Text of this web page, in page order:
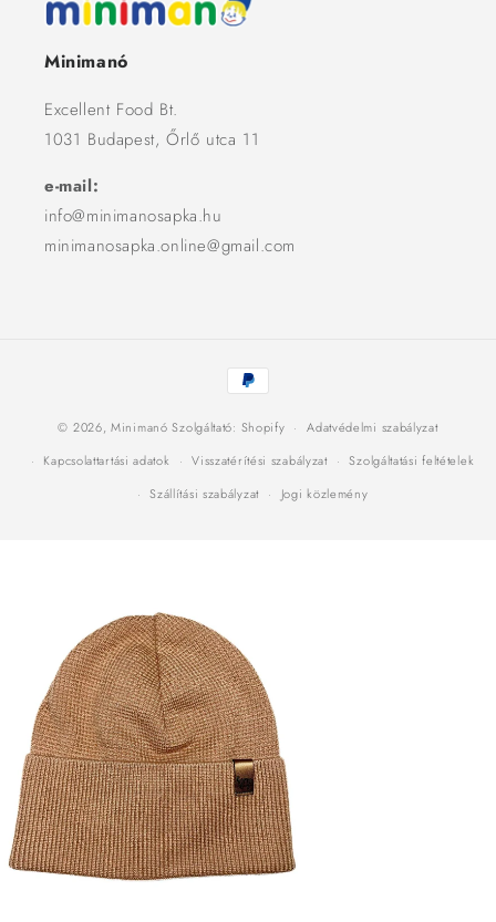
Minimanó
Excellent Food Bt.
1031 Budapest, Őrlő utca 11
e-mail:
info@minimanosapka.hu
minimanosapka.online@gmail.com
Fizetési
módok
© 2026,Minimanó Szolgáltató: Shopify
Adatvédelmi szabályzat
Kapcsolattartási adatok
Visszatérítési szabályzat
Szolgáltatási feltételek
Szállítási szabályzat
Jogi közlemény